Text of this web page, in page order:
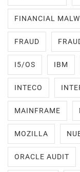
FINANCIAL
FRAUD
I5/OS IBM
INTECO
MAINFRAME
MOZILLA
ORACLE AUDIT